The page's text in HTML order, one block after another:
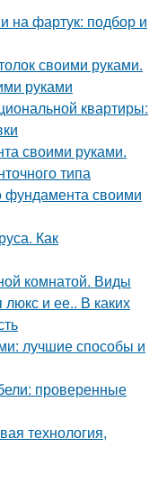
на фартук: подбор и
своими руками.
руками
квартиры:
своими руками.
типа
фундамента своими
Как
комнатой. Виды
и ее.. В каких
лучшие способы и
проверенные
технология,